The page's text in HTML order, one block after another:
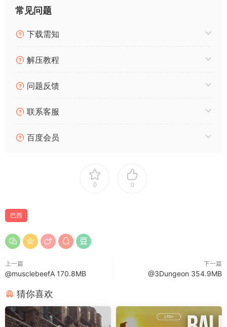
常见问题
下载需知
解压教程
问题反馈
联系客服
百度会员
0 0
巴西
上一篇
@musclebeefA 170.8MB
下一篇
@3Dungeon 354.9MB
猜你喜欢